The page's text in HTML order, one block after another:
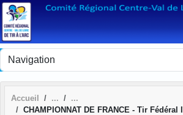
Accueil
CHAMPIONNAT DE FRANCE - Tir Fédéral
Panneau de gestion des cookies